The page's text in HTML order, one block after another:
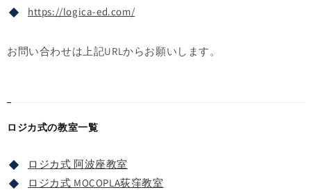
https://logica-ed.com/
お問い合わせは上記URLからお願いします。
ロジカ式の教室一覧
ロジカ式 阿波座教室
ロジカ式 MOCOPLA荻窪教室